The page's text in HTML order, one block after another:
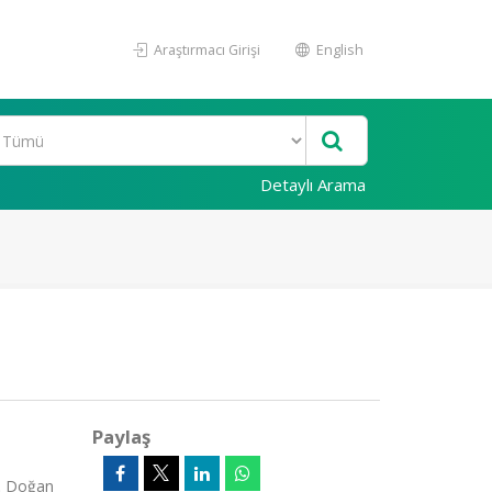
Araştırmacı Girişi English
Detaylı Arama
Doğan
Paylaş